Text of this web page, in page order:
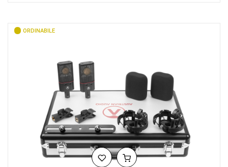
ORDINABILE